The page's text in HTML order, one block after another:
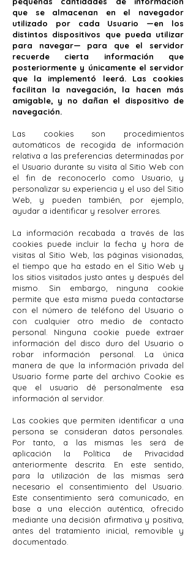
que se almacenan en el navegador
utilizado por cada Usuario —en los
distintos dispositivos que pueda utilizar
para navegar— para que el servidor
recuerde cierta información que
posteriormente y únicamente el servidor
que la implementó leerá. Las cookies
facilitan la navegación, la hacen más
amigable, y no dañan el dispositivo de
navegación.
Las cookies son procedimientos
automáticos de recogida de información
relativa a las preferencias determinadas por
el Usuario durante su visita al Sitio Web con
el fin de reconocerlo como Usuario, y
personalizar su experiencia y el uso del Sitio
Web, y pueden también, por ejemplo,
ayudar a identificar y resolver errores.
La información recabada a través de las
cookies puede incluir la fecha y hora de
visitas al Sitio Web, las páginas visionadas,
el tiempo que ha estado en el Sitio Web y
los sitios visitados justo antes y después del
mismo. Sin embargo, ninguna cookie
permite que esta misma pueda contactarse
con el número de teléfono del Usuario o
con cualquier otro medio de contacto
personal. Ninguna cookie puede extraer
información del disco duro del Usuario o
robar información personal. La única
manera de que la información privada del
Usuario forme parte del archivo Cookie es
que el usuario dé personalmente esa
información al servidor.
Las cookies que permiten identificar a una
persona se consideran datos personales.
Por tanto, a las mismas les será de
aplicación la Política de Privacidad
anteriormente descrita. En este sentido,
para la utilización de las mismas será
necesario el consentimiento del Usuario.
Este consentimiento será comunicado, en
base a una elección auténtica, ofrecido
mediante una decisión afirmativa y positiva,
antes del tratamiento inicial, removible y
documentado.